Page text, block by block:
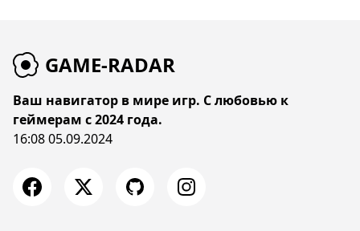
GAME-RADAR
Ваш навигатор в мире игр. С любовью к
геймерам с 2024 года.
16:08 05.09.2024